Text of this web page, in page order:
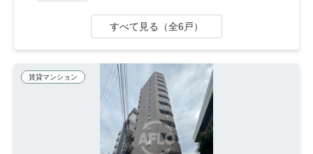
すべて見る（全6戸）
賃貸マンション